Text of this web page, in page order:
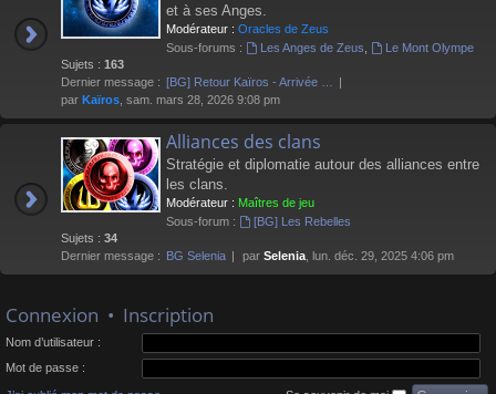
et à ses Anges.
Modérateur : Oracles de Zeus
Sous-forums :
Les Anges de Zeus
Le Mont Olympe
Sujets : 163
Dernier message : [BG] Retour Kaïros - Arrivée …
par Kaïros , sam. mars 28, 2026 9:08 pm
Alliances des clans
Stratégie et diplomatie autour des alliances entre
les clans.
Modérateur : Maîtres de jeu
Sous-forum :
[BG] Les Rebelles
Sujets : 34
Dernier message : BG Selenia par Selenia , lun. déc. 29, 2025 4:06 pm
Connexion • Inscription
Nom d’utilisateur :
Mot de passe :